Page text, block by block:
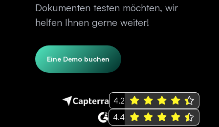
Dokumenten testen möchten, wir
helfen Ihnen gerne weiter!
Eine Demo buchen
4.2
4.4